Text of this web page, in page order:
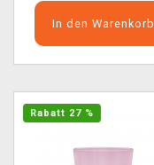
In den Warenkorb
Rabatt 27 %